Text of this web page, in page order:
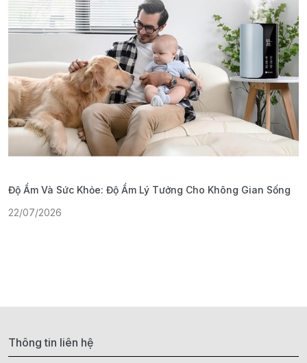
Độ Ẩm Và Sức Khỏe: Độ Ẩm Lý Tưởng Cho Không Gian Sống
22/07/2026
Thông tin liên hệ